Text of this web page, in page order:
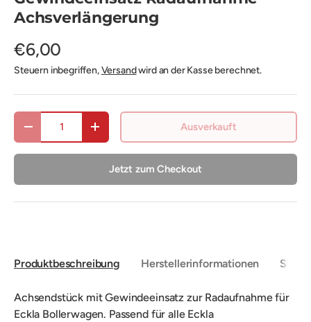
Achsverlängerung
€6,00
Steuern inbegriffen,Versandwird an der Kasse berechnet.
Anzahl
Menge verringernMenge erhöhen Ausverkauft
Jetzt zum Checkout
Produktbeschreibung Herstellerinformationen
Achsendstück mitGewindeeinsatz zur Radaufnahme für
Eckla Bollerwagen. Passend für alle Eckla